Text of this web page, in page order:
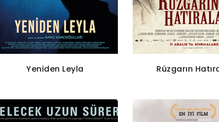
Yeniden Leyla Rüzgarın